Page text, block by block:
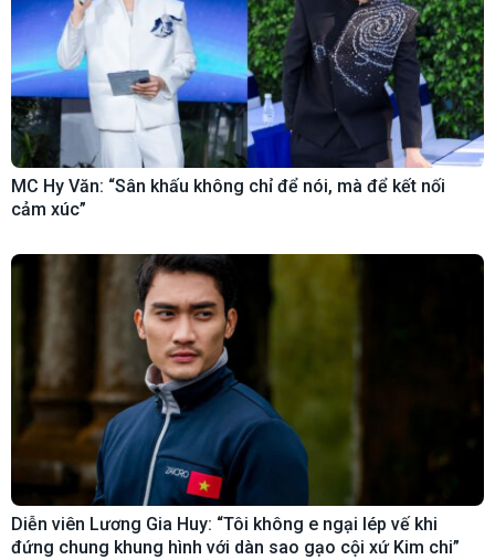
MC Hy Văn: “Sân khấu không chỉ để nói, mà để kết nối
cảm xúc”
Diễn viên Lương Gia Huy: “Tôi không e ngại lép vế khi
đứng chung khung hình với dàn sao gạo cội xứ Kim chi”